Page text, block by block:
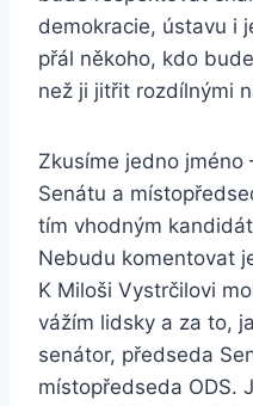
demokracie, ústavu i
přál někoho, kdo
než ji jitřit rozdílnými
Zkusíme jedno jméno
Senátu a
tím vhodným
Nebudu komentovat
K Miloši Vystrčilovi
vážím lidsky a za to,
senátor, předseda
místopředseda ODS.